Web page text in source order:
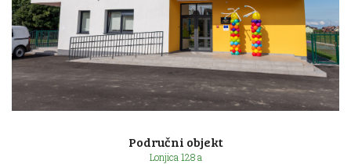
Ulica 7. svibnja 12a
Područni objekt
Lonjica 128 a